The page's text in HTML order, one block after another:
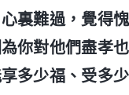
裏難過，覺得
你對他們盡孝
多少福、受多